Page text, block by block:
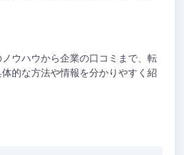
ウハウから企業の口コミまで、転
的な方法や情報を分かりやすく紹